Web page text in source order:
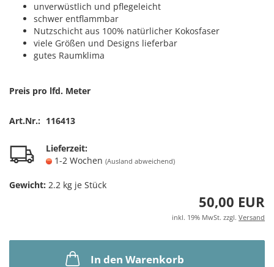
unverwüstlich und pflegeleicht
schwer entflammbar
Nutzschicht aus 100% natürlicher Kokosfaser
viele Größen und Designs lieferbar
gutes Raumklima
Preis pro lfd. Meter
Art.Nr.: 116413
Lieferzeit:
1-2 Wochen (Ausland abweichend)
Gewicht: 2.2 kg je Stück
50,00 EUR
inkl. 19% MwSt. zzgl. Versand
In den Warenkorb